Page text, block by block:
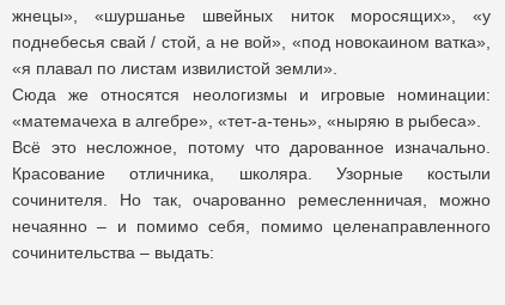
жнецы», «шуршанье швейных ниток моросящих», «у
поднебесья свай / стой, а не вой», «под новокаином ватка»,
«я плавал по листам извилистой земли».
Сюда же относятся неологизмы и игровые номинации:
«матемачеха в алгебре», «тет-а-тень», «ныряю в рыбеса».
Всё это несложное, потому что дарованное изначально.
Красование отличника, школяра. Узорные костыли
сочинителя. Но так, очарованно ремесленничая, можно
нечаянно – и помимо себя, помимо целенаправленного
сочинительства – выдать: